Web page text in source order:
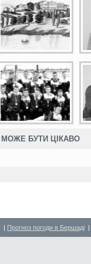
МОЖЕ БУТИ ЦІКАВО
| Прогноз погоди в Бершаді |